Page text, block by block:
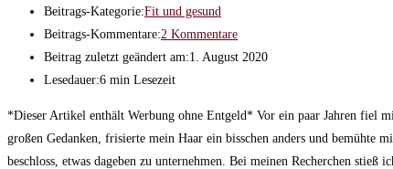
Beitrags-Kategorie:Fit und gesund
Beitrags-Kommentare:2 Kommentare
Beitrag zuletzt geändert am:1. August 2020
Lesedauer:6 min Lesezeit
*Dieser Artikel enthält Werbung ohne Entgeld* Vor ein paar Jahren fiel
großen Gedanken, frisierte mein Haar ein bisschen anders und bemühte
beschloss, etwas dageben zu unternehmen. Bei meinen Recherchen